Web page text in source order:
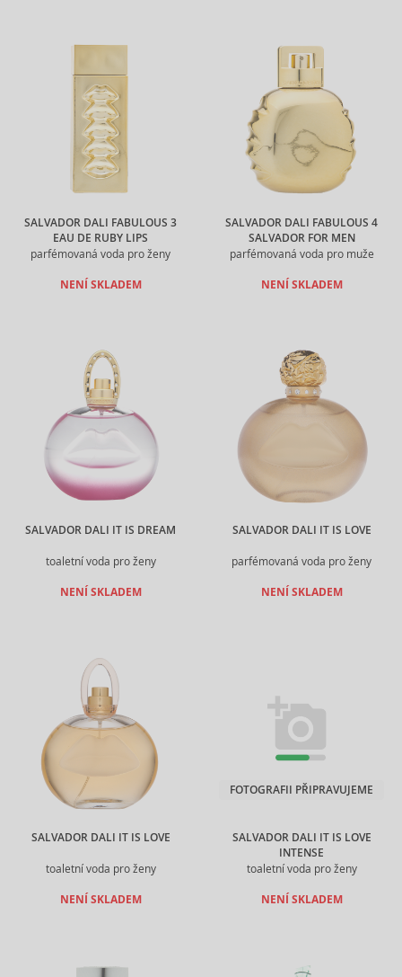
SALVADOR DALI FABULOUS 3
EAU DE RUBY LIPS
parfémovaná voda pro ženy
NENÍ SKLADEM
SALVADOR DALI FABULOUS 4
SALVADOR FOR MEN
parfémovaná voda pro muže
NENÍ SKLADEM
SALVADOR DALI IT IS DREAM
toaletní voda pro ženy
NENÍ SKLADEM
SALVADOR DALI IT IS LOVE
parfémovaná voda pro ženy
NENÍ SKLADEM
SALVADOR DALI IT IS LOVE
toaletní voda pro ženy
NENÍ SKLADEM
SALVADOR DALI IT IS LOVE
INTENSE
toaletní voda pro ženy
FOTOGRAFII PŘIPRAVUJEME
NENÍ SKLADEM